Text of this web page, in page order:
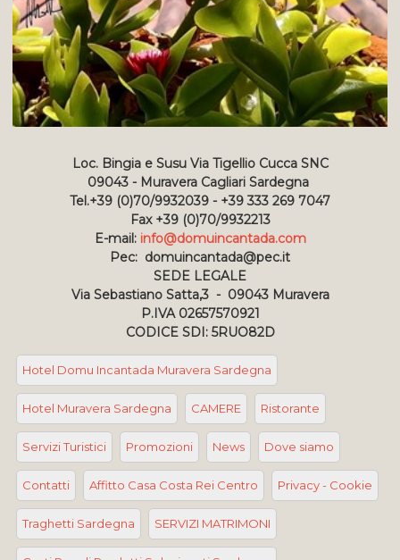
Loc. Bingia e Susu Via Tigellio Cucca SNC
09043 - Muravera Cagliari Sardegna
Tel.+39 (0)70/9932039 - +39 333 269 7047
Fax +39 (0)70/9932213
E-mail: info@domuincantada.com
Pec: domuincantada@pec.it
SEDE LEGALE
Via Sebastiano Satta,3 - 09043 Muravera
P.IVA 02657570921
CODICE SDI: 5RUO82D
Hotel Domu Incantada Muravera Sardegna
Hotel Muravera Sardegna CAMERE Ristorante
Servizi Turistici Promozioni News Dove siamo
Contatti Affitto Casa Costa Rei Centro Privacy - Cookie
Traghetti Sardegna SERVIZI MATRIMONI